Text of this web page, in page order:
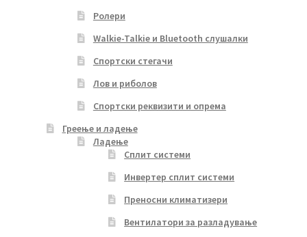
Ролери
Walkie-Talkie и Bluetooth слушалки
Спортски стегачи
Лов и риболов
Спортски реквизити и опрема
Греење и ладење
Ладење
Сплит системи
Инвертер сплит системи
Преносни климатизери
Вентилатори за разладување